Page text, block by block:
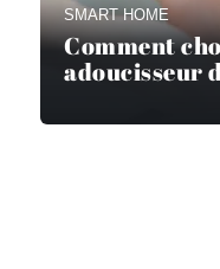
SMART HOME
Comment
adoucisseur